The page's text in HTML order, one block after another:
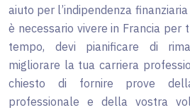
aiuto per l’indipendenza
è necessario vivere in Francia per
tempo, devi pianificare di
migliorare la tua carriera
chiesto di fornire prove
professionale e della vostra